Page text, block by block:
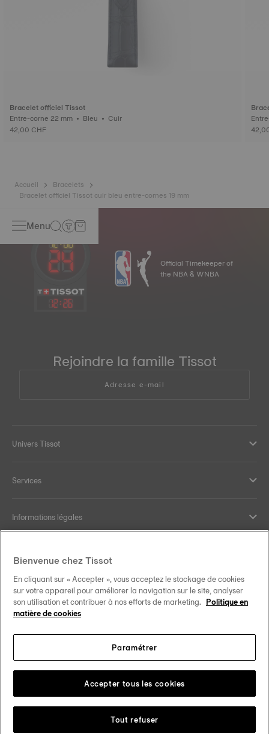
Bracelet officiel Tissot
Entre-corne 22 mm • Bleu • Cuir
42,00 CHF
Accueil
Bracelets
Bracelet officiel Tissot cuir bleu entre-cornes 19 mm
Menu
12:26
Official Timekeeper of
the NBA & WNBA
Rejoindre la famille Tissot
Adresse e-mail
Univers Tissot
Services
Informations légales
Nos engagements
Suivez-nous sur les réseaux sociaux
Changer de pays Tissot Copyrights 2026
Bienvenue chez Tissot
En cliquant sur « Accepter », vous acceptez le stockage de cookies
sur votre appareil pour améliorer la navigation sur le site, analyser
son utilisation et contribuer à nos efforts de marketing. Politique en
matière de cookies
Paramétrer
Tout refuser
Accepter tous les cookies